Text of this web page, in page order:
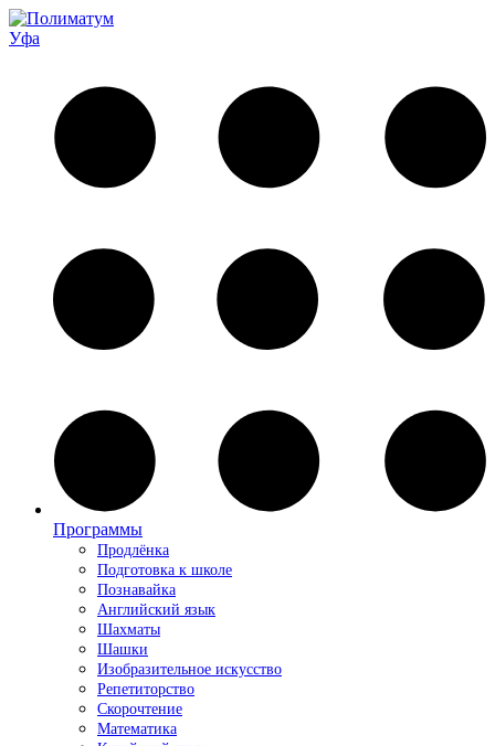
Программы
Продлёнка
Подготовка к школе
Познавайка
Английский язык
Шахматы
Шашки
Изобразительное искусство
Репетиторство
Скорочтение
Математика